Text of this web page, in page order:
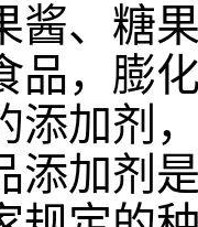
酱、糖
品，膨
添加剂
添加剂